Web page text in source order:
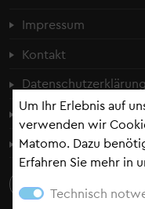
Um Ihr Erlebnis auf
verwenden wir
Matomo. Dazu
Erfahren Sie mehr in
Technisch
Fußzeilenmenü
Impressum
Kontakt
Datenschutzerklärung
Cookie-Einstellungen
Erklärung zur